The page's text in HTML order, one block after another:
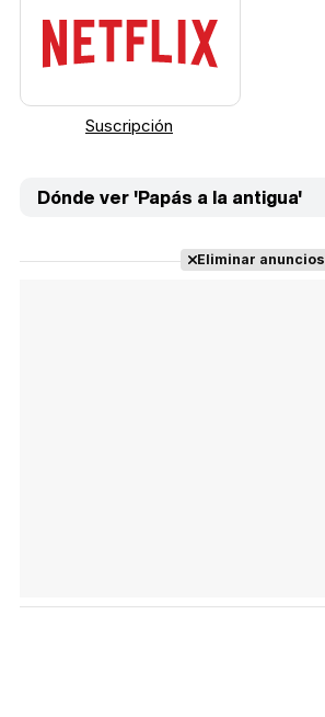
Suscripción
Dónde ver 'Papás a la antigua'
Eliminar anuncios